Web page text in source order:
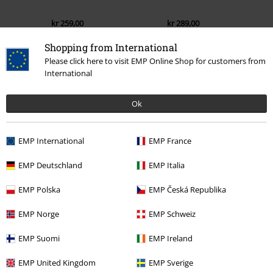
Shopping from International
Please click here to visit EMP Online Shop for customers from
International
Ok
EMP International EMP France
EMP Deutschland EMP Italia
EMP Polska EMP Česká Republika
EMP Norge EMP Schweiz
EMP Suomi EMP Ireland
EMP United Kingdom EMP Sverige
kr 259,00 kr 289,00
0 Anmeldelse
Fortell oss hva du synes om "Emeritus".